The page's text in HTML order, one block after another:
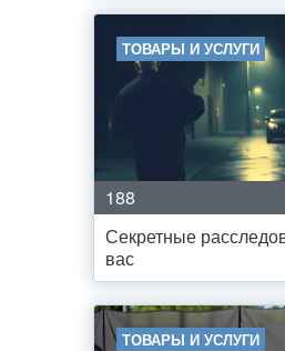
ТОВАРЫ И УСЛУГИ
188
Секретные
вас
ТОВАРЫ И УСЛУГИ